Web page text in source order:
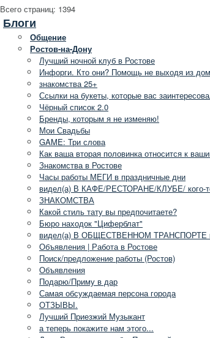
Всего страниц: 1394
Блоги
Общение
Ростов-на-Дону
Лучший ночной клуб в Ростове
Инфорги. Кто они? Помощь не выходя из
знакомства 25+
Ссылки на букеты, которые вас
Чёрный список 2.0
Бренды, которым я не изменяю!
Мои Свадьбы
GAME: Три слова
Как ваша вторая половинка относится к
Знакомства в Ростове
Часы работы МЕГИ в праздничные дни
видел(а) В КАФЕ/РЕСТОРАНЕ/КЛУБЕ/ кого-
ЗНАКОМСТВА
Кaкой стиль тату вы предпочитаете?
Бюро находок "Циферблат"
видел(а) В ОБЩЕСТВЕННОМ ТРАНСПОРТЕ
Объявления | Работа в Ростове
Поиск/предложение работы (Ростов)
Объявления
Подарю/Приму в дар
Самая обсуждаемая персона города
ОТЗЫВЫ.
Лучший Приезжий Музыкант
а теперь покажите нам этого...